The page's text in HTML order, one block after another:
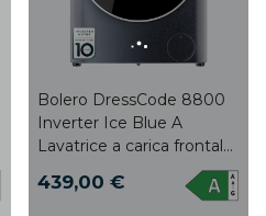
Bolero DressCode 8800
Inverter Ice Blue A
Lavatrice a carica frontale
con capacità di 8 kg e
1400 giri/min, Classe A, 16
439,00 €